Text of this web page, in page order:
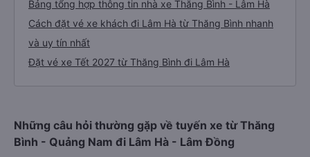
Bảng tổng hợp thông tin nhà xe Thăng Bình - Lâm Hà
Cách đặt vé xe khách đi Lâm Hà từ Thăng Bình nhanh
và uy tín nhất
Đặt vé xe Tết 2027 từ Thăng Bình đi Lâm Hà
Những câu hỏi thường gặp về tuyến xe từ Thăng
Bình - Quảng Nam đi Lâm Hà - Lâm Đồng